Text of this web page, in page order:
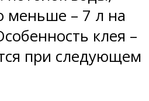
меньше – 7 л на
клея –
при следующем